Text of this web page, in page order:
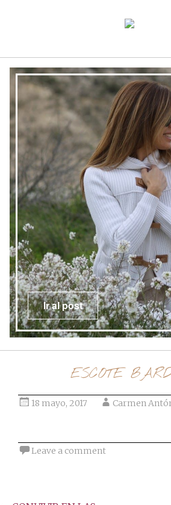
ESCOTE
18 mayo, 2017 Carmen
Leave a comment